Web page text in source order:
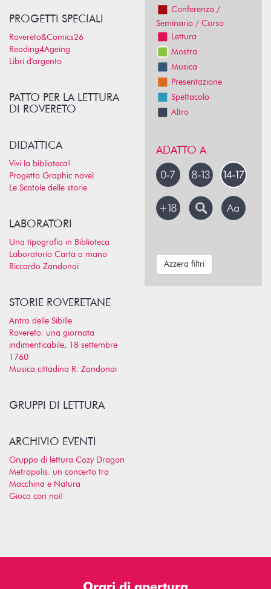
PROGETTI SPECIALI
Rovereto&Comics26
Reading4Ageing
Libri d'argento
PATTO PER LA LETTURA
DI ROVERETO
DIDATTICA
Vivi la biblioteca!
Progetto Graphic novel
Le Scatole delle storie
LABORATORI
Una tipografia in Biblioteca
Laboratorio Carta a mano
Riccardo Zandonai
STORIE ROVERETANE
Antro delle Sibille
Rovereto: una giornata
indimenticabile, 18 settembre
1760
Musica cittadina R. Zandonai
GRUPPI DI LETTURA
ARCHIVIO EVENTI
Gruppo di lettura Cozy Dragon
Metropolis: un concerto tra
Macchina e Natura
Gioca con noi!
Conferenza /
Seminario / Corso
Lettura
Mostra
Musica
Presentazione
Spettacolo
Altro
ADATTO A
Azzera filtri